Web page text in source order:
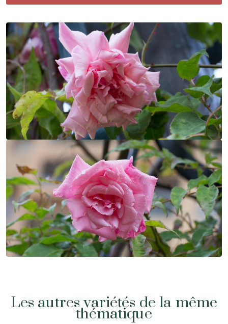
Les autres variétés de la même
thématique